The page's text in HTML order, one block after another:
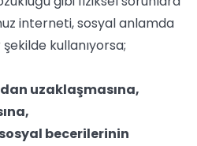
interneti, sosyal anlamda
kullanıyorsa;
uzaklaşmasına,
becerilerinin